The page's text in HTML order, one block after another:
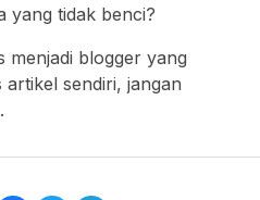
yang tidak benci?
menjadi blogger yang
sendiri, jangan